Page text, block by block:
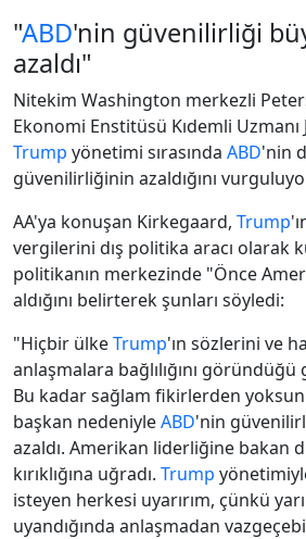
"ABD'nin güvenilirliği
azaldı"
Nitekim Washington merkezli
Ekonomi Enstitüsü Kıdemli
Trump yönetimi sırasında ABD'nin
güvenilirliğinin azaldığını
AA'ya konuşan Kirkegaard, Trump
vergilerini dış politika aracı olarak
politikanın merkezinde "Önce
aldığını belirterek şunları söyledi:
"Hiçbir ülkeTrump'ın sözlerini ve
anlaşmalara bağlılığını
Bu kadar sağlam fikirlerden
başkan nedeniyleABD'nin
azaldı. Amerikan liderliğine bakan
kırıklığına uğradı. Trump
isteyen herkesi uyarırım, çünkü
uyandığında anlaşmadan